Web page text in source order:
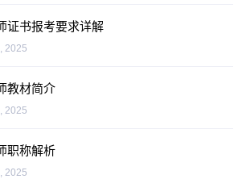
证书报考要求详解
2025
教材简介
2025
职称解析
2025